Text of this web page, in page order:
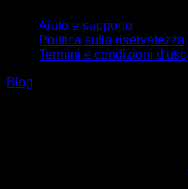
Aiuto e supporto
Politica sulla riservatezza
Termini e condizioni d'uso
Blog